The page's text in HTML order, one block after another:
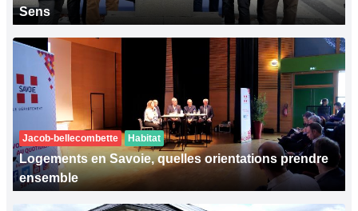
Sens
Jacob-bellecombette Habitat
Logements en Savoie, quelles orientations prendre
ensemble